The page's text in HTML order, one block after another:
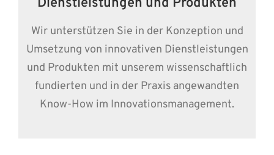
Dienstleistungen und Produkten
Wir unterstützen Sie in der Konzeption und
Umsetzung von innovativen Dienstleistungen
und Produkten mit unserem wissenschaftlich
fundierten und in der Praxis angewandten
Know-How im Innovationsmanagement.